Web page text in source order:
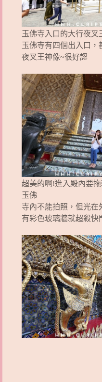
玉佛寺入口的大行夜叉
玉佛寺有四個出入口，
夜叉王神像~很好認
超美的啊!進入殿內要
玉佛
寺內不能拍照，但光在
有彩色玻璃牆就超殺快